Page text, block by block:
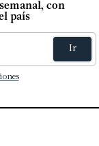
con
país